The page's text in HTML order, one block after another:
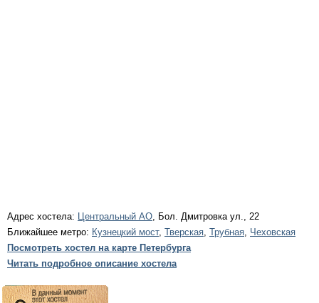
Адрес хостела: Центральный АО, Бол. Дмитровка ул., 22
Ближайшее метро: Кузнецкий мост, Тверская, Трубная, Чеховская
Посмотреть хостел на карте Петербурга
Читать подробное описание хостела